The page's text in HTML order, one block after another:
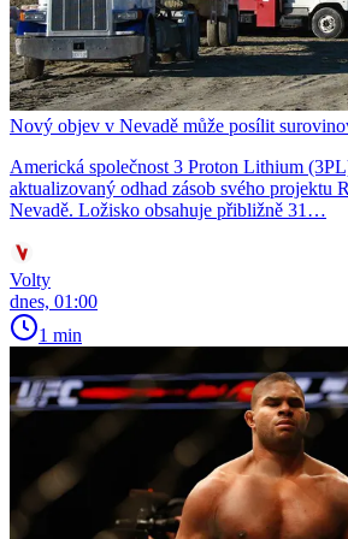
Nový objev v Nevadě může posílit
Americká společnost 3 Proton Lithium
aktualizovaný odhad zásob svého projektu
Nevadě. Ložisko obsahuje přibližně 31…
Volty
dnes, 01:00
1 min